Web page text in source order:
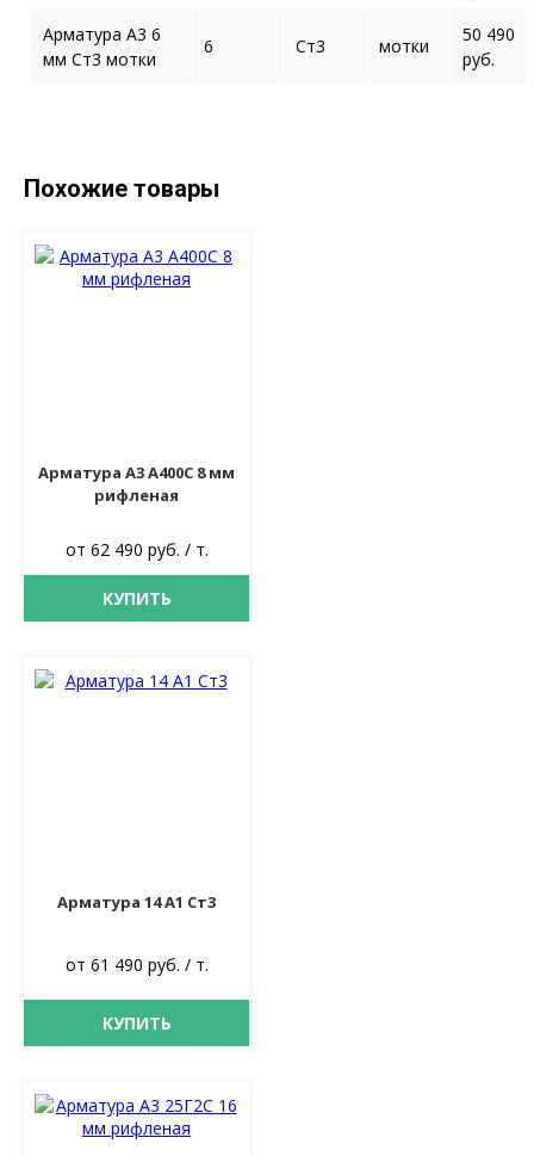
Арматура А3 6
мм Ст3 мотки
6 Ст3 мотки
50 490
руб.
Похожие товары
Арматура А3 А400С 8 мм
рифленая
от 62 490 руб. / т.
КУПИТЬ
Арматура 14 А1 Ст3
от 61 490 руб. / т.
КУПИТЬ